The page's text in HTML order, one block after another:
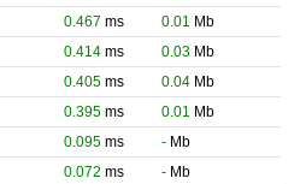
0.467 ms 0.01 Mb
0.414ms 0.03Mb
0.405ms 0.04Mb
0.395ms 0.01 Mb
0.095ms -Mb
0.072 ms -Mb